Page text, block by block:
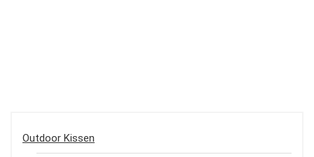
Outdoor Kissen